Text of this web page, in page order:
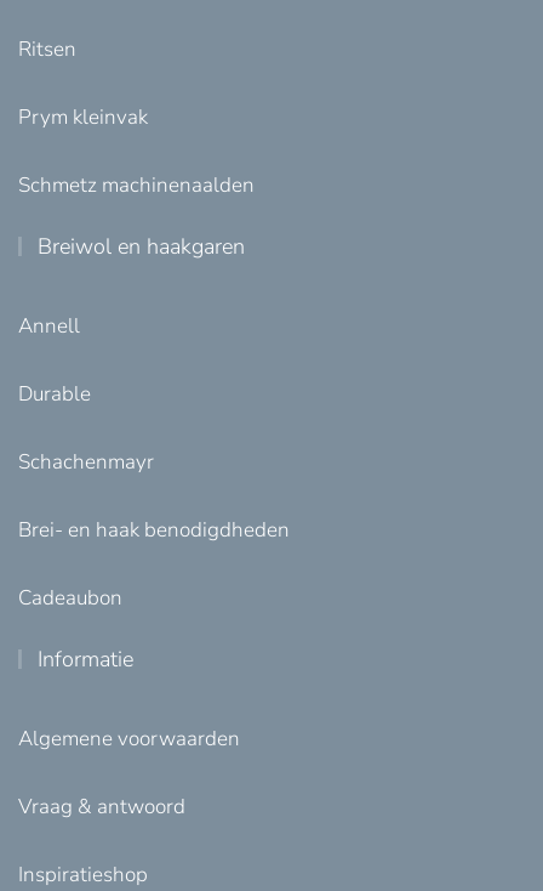
Ritsen
Prym kleinvak
Schmetz machinenaalden
Breiwol en haakgaren
Annell
Durable
Schachenmayr
Brei- en haak benodigdheden
Cadeaubon
Informatie
Algemene voorwaarden
Vraag & antwoord
Inspiratieshop